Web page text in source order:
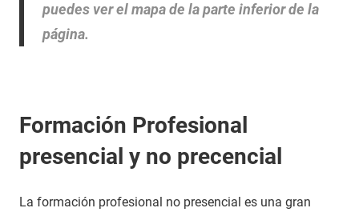
puedes ver el mapa de la parte inferior de la
página.
Formación Profesional
presencial y no precencial
La formación profesional no presencial es una gran